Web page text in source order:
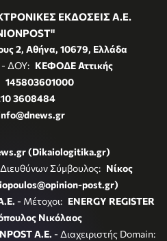
ΕΚΔΟΣΕΙΣ Α.Ε.
2, Αθήνα, 10679, Ελλάδα
ΔΟΥ: ΚΕΦΟΔΕ Αττικής
145803601000
3608484
(Dikaiologitika.gr)
Σύμβουλος: Νίκος
post.gr)
- Μέτοχοι: ENERGY REGISTER
Νικόλαος
A.E. - Διαχειριστής Domain: